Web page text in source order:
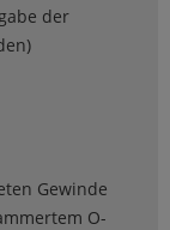
der
Gewinde
O-